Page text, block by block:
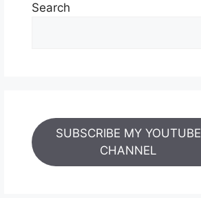
Search
SUBSCRIBE MY YOUTUBE
CHANNEL